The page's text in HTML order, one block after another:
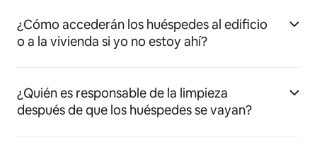
¿Cómo accederán los huéspedes al edificio
o a la vivienda si yo no estoy ahí?
¿Quién es responsable de la limpieza
después de que los huéspedes se vayan?